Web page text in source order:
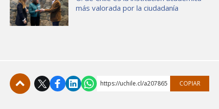
más valorada por la ciudadanía
https://uchile.cl/a207865 COPIAR